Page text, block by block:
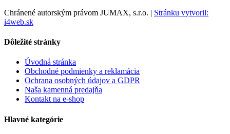
Chránené autorským právom JUMAX, s.r.o. | Stránku vytvoril:
i4web.sk
Dôležité stránky
Úvodná stránka
Obchodné podmienky a reklamácia
Ochrana osobných údajov a GDPR
Naša kamenná predajňa
Kontakt na e-shop
Hlavné kategórie